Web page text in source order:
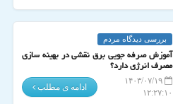
بررسی دیدگاه مردم
آموزش صرفه جویی برق نقشی در بهینه سازی
مصرف انرژی دارد؟
۱۴۰۳/۰۷/۱۹
۱۲:۲۷:۱۰
ادامه ی مطلب